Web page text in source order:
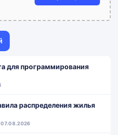
для программирования
распределения жилья
07.08.2026